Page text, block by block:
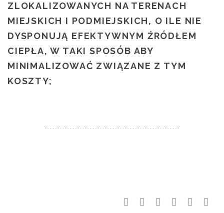
ZLOKALIZOWANYCH NA TERENACH
MIEJSKICH I PODMIEJSKICH, O ILE NIE
DYSPONUJĄ EFEKTYWNYM ŹRÓDŁEM
CIEPŁA, W TAKI SPOSÓB ABY
MINIMALIZOWAĆ ZWIĄZANE Z TYM
KOSZTY;